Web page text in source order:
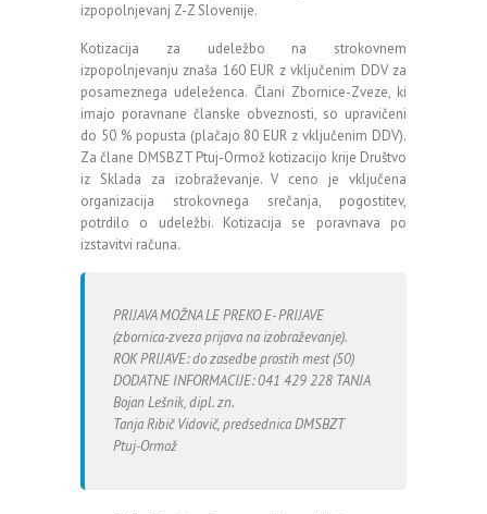
izpopolnjevanj Z-Z Slovenije.
Kotizacija za udeležbo na strokovnem
izpopolnjevanju znaša 160 EUR z vključenim DDV za
posameznega udeleženca. Člani Zbornice-Zveze, ki
imajo poravnane članske obveznosti, so upravičeni
do 50 % popusta (plačajo 80 EUR z vključenim DDV).
Za člane DMSBZT Ptuj-Ormož kotizacijo krije Društvo
iz Sklada za izobraževanje. V ceno je vključena
organizacija strokovnega srečanja, pogostitev,
potrdilo o udeležbi. Kotizacija se poravnava po
izstavitvi računa.
PRIJAVA MOŽNA LE PREKO E- PRIJAVE
(zbornica-zveza prijava na izobraževanje).
ROK PRIJAVE: do zasedbe prostih mest (50)
DODATNE INFORMACIJE: 041 429 228 TANJA
Bojan Lešnik, dipl. zn.
Tanja Ribič Vidovič, predsednica DMSBZT
Ptuj-Ormož